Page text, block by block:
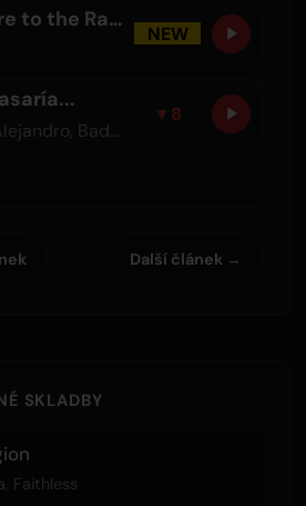
Set Fire to the Rain
NEW
, Bad Bunny
▼ 8
Další článek →
SKLADBY
Faithless